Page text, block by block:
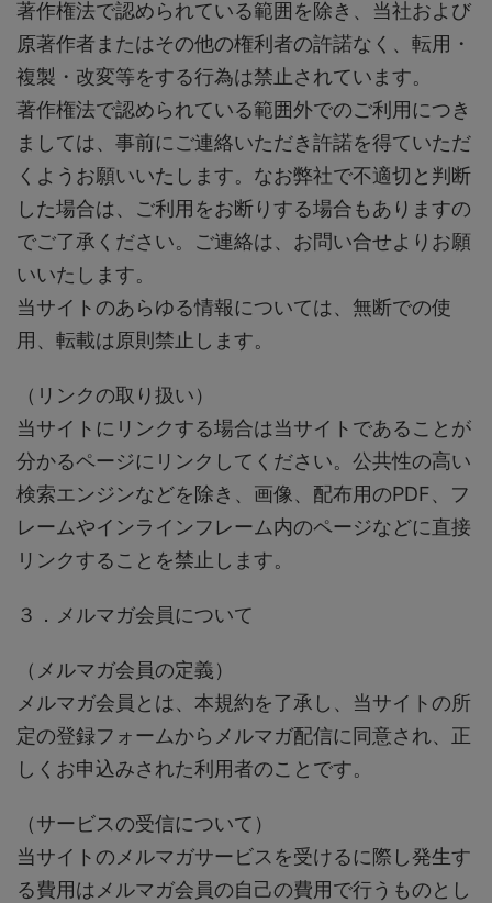
著作権法で認められている範囲を除き、当社および
原著作者またはその他の権利者の許諾なく、転用・
複製・改変等をする行為は禁止されています。
著作権法で認められている範囲外でのご利用につき
ましては、事前にご連絡いただき許諾を得ていただ
くようお願いいたします。なお弊社で不適切と判断
した場合は、ご利用をお断りする場合もありますの
でご了承ください。ご連絡は、お問い合せよりお願
いいたします。
当サイトのあらゆる情報については、無断での使
用、転載は原則禁止します。
（リンクの取り扱い）
当サイトにリンクする場合は当サイトであることが
分かるページにリンクしてください。公共性の高い
検索エンジンなどを除き、画像、配布用のPDF、フ
レームやインラインフレーム内のページなどに直接
リンクすることを禁止します。
３．メルマガ会員について
（メルマガ会員の定義）
メルマガ会員とは、本規約を了承し、当サイトの所
定の登録フォームからメルマガ配信に同意され、正
しくお申込みされた利用者のことです。
（サービスの受信について）
当サイトのメルマガサービスを受けるに際し発生す
る費用はメルマガ会員の自己の費用で行うものとし